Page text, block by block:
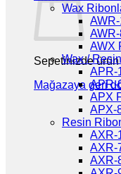
Sepetinizde
Mağazaya geri
Wax
AWX
Wax /
APR-
APR-
APX
APX-
Resin
AXR-
AXR-
AXR-